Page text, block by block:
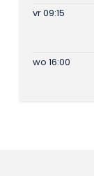
vr 09:15
wo 16:00